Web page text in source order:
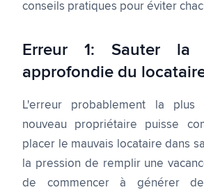
conseils pratiques pour éviter
Erreur 1: Sauter la
approfondie du
L'erreur probablement la plus
nouveau propriétaire puisse
placer le mauvais locataire dans
la pression de remplir une
de commencer à générer